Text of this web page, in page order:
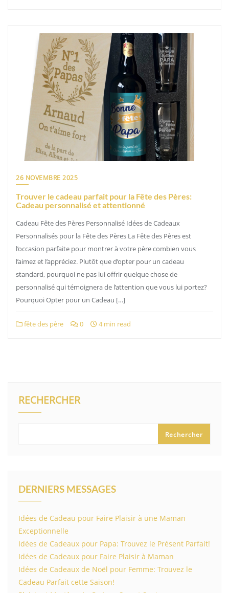
26 NOVEMBRE 2025
Trouver le cadeau parfait pour la Fête des Pères:
Cadeau personnalisé et attentionné
Cadeau Fête des Pères Personnalisé Idées de Cadeaux
Personnalisés pour la Fête des Pères La Fête des Pères est
l’occasion parfaite pour montrer à votre père combien vous
l’aimez et l’appréciez. Plutôt que d’opter pour un cadeau
standard, pourquoi ne pas lui offrir quelque chose de
personnalisé qui témoignera de l’attention que vous lui portez?
Pourquoi Opter pour un Cadeau […]
fête des père 0 4 min read
RECHERCHER
Rechercher
DERNIERS MESSAGES
Idées de Cadeau pour Faire Plaisir à une Maman
Exceptionnelle
Idées de Cadeaux pour Papa: Trouvez le Présent Parfait!
Idées de Cadeaux pour Faire Plaisir à Maman
Idées de Cadeaux de Noël pour Femme: Trouvez le
Cadeau Parfait cette Saison!